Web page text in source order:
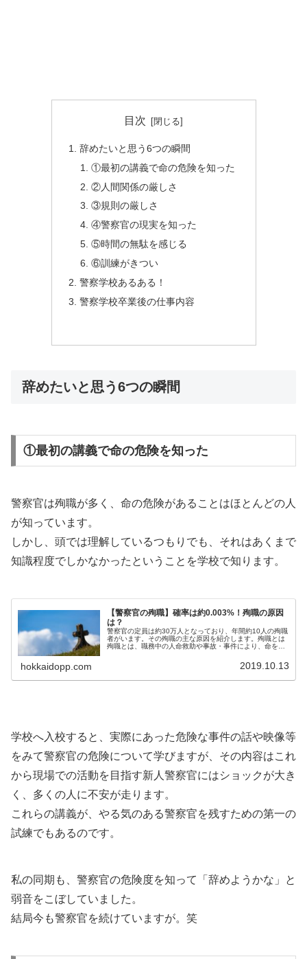
目次
辞めたいと思う6つの瞬間
①最初の講義で命の危険を知った
②人間関係の厳しさ
③規則の厳しさ
④警察官の現実を知った
⑤時間の無駄を感じる
⑥訓練がきつい
警察学校あるある！
警察学校卒業後の仕事内容
辞めたいと思う6つの瞬間
①最初の講義で命の危険を知った
警察官は殉職が多く、命の危険があることはほとんどの人
が知っています。
しかし、頭では理解しているつもりでも、それはあくまで
知識程度でしかなかったということを学校で知ります。
【警察官の殉職】確率は約0.003%！殉職の原因
は？
警察官の定員は約30万人となっており、年間約10人の殉職
者がいます。その殉職の主な原因を紹介します。殉職とは
殉職とは、職務中の人命救助や事故・事件により、命を落
hokkaidopp.com 2019.10.13
学校へ入校すると、実際にあった危険な事件の話や映像等
をみて警察官の危険について学びますが、その内容はこれ
から現場での活動を目指す新人警察官にはショックが大き
く、多くの人に不安が走ります。
これらの講義が、やる気のある警察官を残すための第一の
試練でもあるのです。
私の同期も、警察官の危険度を知って「辞めようかな」と
弱音をこぼしていました。
結局今も警察官を続けていますが。笑